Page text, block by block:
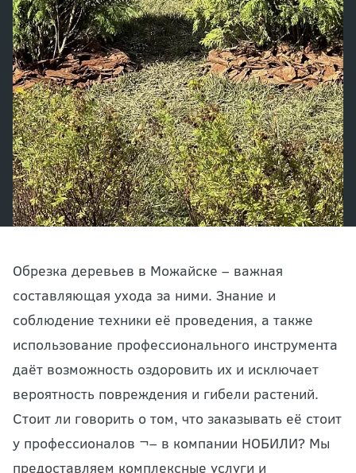
Обрезка деревьев в Можайске – важная
составляющая ухода за ними. Знание и
соблюдение техники её проведения, а также
использование профессионального инструмента
даёт возможность оздоровить их и исключает
вероятность повреждения и гибели растений.
Стоит ли говорить о том, что заказывать её стоит
у профессионалов ¬– в компании НОБИЛИ? Мы
предоставляем комплексные услуги и